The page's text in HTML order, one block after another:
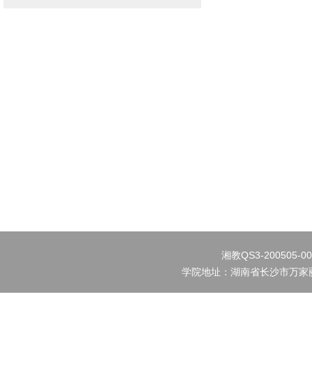
湘教QS3-200505-
学院地址：湖南省长沙市万